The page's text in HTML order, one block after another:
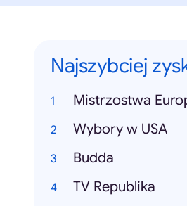
Najszybciej
Mistrzostwa
Wybory w USA
Budda
TV Republika